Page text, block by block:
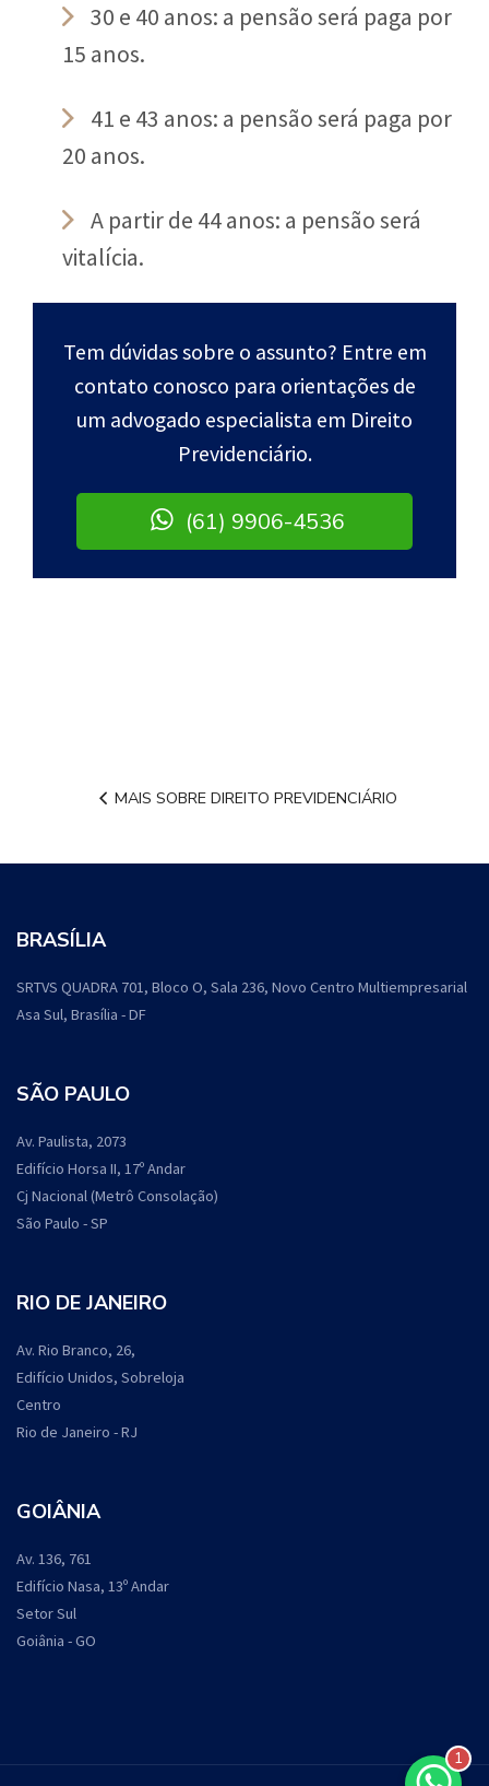
30 e 40 anos: a pensão será paga por
15 anos.
41 e 43 anos: a pensão será paga por
20 anos.
A partir de 44 anos: a pensão será
vitalícia.
Tem dúvidas sobre o assunto? Entre em
contato conosco para orientações de
um advogado especialista em Direito
Previdenciário.
(61) 9906-4536
MAIS SOBRE DIREITO PREVIDENCIÁRIO
BRASÍLIA
SRTVS QUADRA 701, Bloco O, Sala 236, Novo Centro Multiempresarial
Asa Sul, Brasília - DF
SÃO PAULO
Av. Paulista, 2073
Edifício Horsa II, 17º Andar
Cj Nacional (Metrô Consolação)
São Paulo - SP
RIO DE JANEIRO
Av. Rio Branco, 26,
Edifício Unidos, Sobreloja
Centro
Rio de Janeiro - RJ
GOIÂNIA
Av. 136, 761
Edifício Nasa, 13º Andar
Setor Sul
Goiânia - GO
1